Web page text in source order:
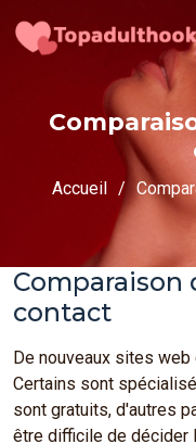
Accueil
Comparaison
contact
De nouveaux sites web
Certains sont
sont gratuits, d'autres
être difficile de décider